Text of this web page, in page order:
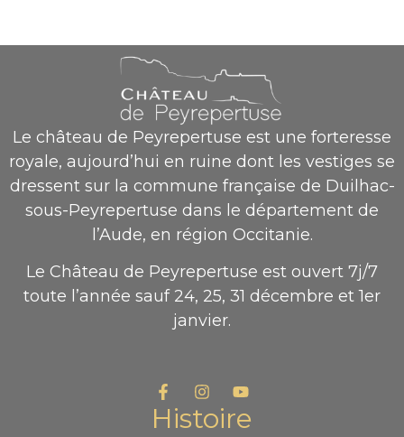
Le château de Peyrepertuse est une forteresse
royale, aujourd’hui en ruine dont les vestiges se
dressent sur la commune française de Duilhac-
sous-Peyrepertuse dans le département de
l’Aude, en région Occitanie.
Le Château de Peyrepertuse est ouvert 7j/7
toute l’année sauf 24, 25, 31 décembre et 1er
janvier.
Histoire